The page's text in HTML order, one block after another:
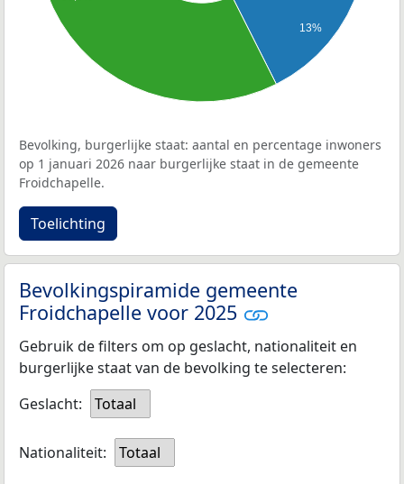
13%
Bevolking, burgerlijke staat: aantal en percentage inwoners
op 1 januari 2026 naar burgerlijke staat in de gemeente
Froidchapelle.
Toelichting
Bevolkingspiramide gemeente
Froidchapelle voor 2025
Gebruik de filters om op geslacht, nationaliteit en
burgerlijke staat van de bevolking te selecteren:
Geslacht:
Totaal
Nationaliteit: Totaal